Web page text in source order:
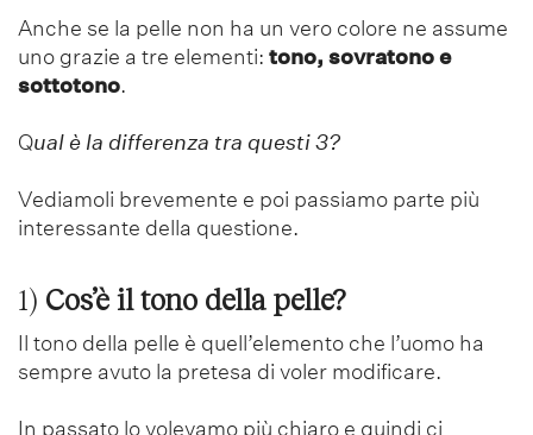
Anche se la pelle non ha un vero colore ne assume
uno grazie a tre elementi: tono, sovratono e
sottotono.
Qual è la differenza tra questi 3?
Vediamoli brevemente e poi passiamo parte più
interessante della questione.
1) Cos’è il tono della pelle?
Il tono della pelle è quell’elemento che l’uomo ha
sempre avuto la pretesa di voler modificare.
In passato lo volevamo più chiaro e quindi ci